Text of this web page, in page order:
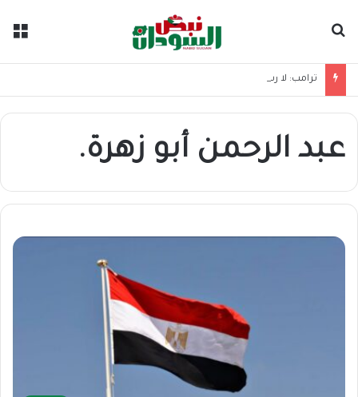
ترامب: لا رسوم عبور في مضيق هرمز إلا لصالح واشنطن
عبد الرحمن أبو زهرة.